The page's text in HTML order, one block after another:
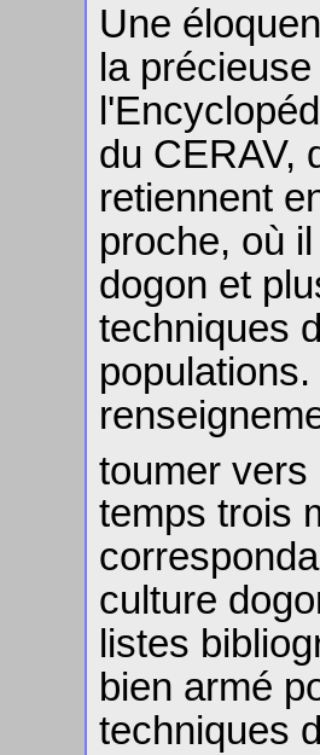
Une
la
du CERAV,
retiennent
proche, où
dogon et
techniques
toumer vers
temps trois
culture
listes
bien armé
techniques